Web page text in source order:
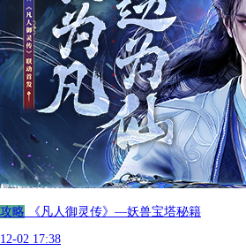
攻略 《凡人御灵传》—妖兽宝塔秘籍
12-02 17:38